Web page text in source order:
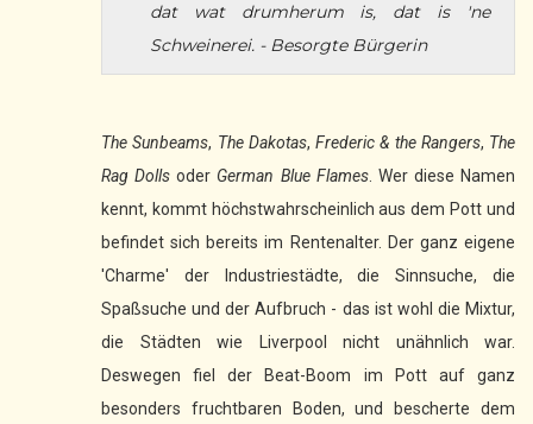
dat wat drumherum is, dat is 'ne
Schweinerei. - Besorgte Bürgerin
The Sunbeams, The Dakotas, Frederic & the Rangers, The
Rag Dolls oder German Blue Flames. Wer diese Namen
kennt, kommt höchstwahrscheinlich aus dem Pott und
befindet sich bereits im Rentenalter. Der ganz eigene
'Charme' der Industriestädte, die Sinnsuche, die
Spaßsuche und der Aufbruch - das ist wohl die Mixtur,
die Städten wie Liverpool nicht unähnlich war.
Deswegen fiel der Beat-Boom im Pott auf ganz
besonders fruchtbaren Boden, und bescherte dem